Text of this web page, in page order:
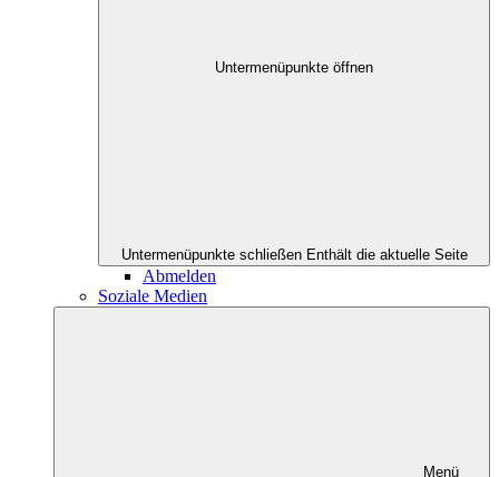
Untermenüpunkte öffnen
Untermenüpunkte schließen Enthält die aktuelle Seite
Abmelden
Soziale Medien
Menü